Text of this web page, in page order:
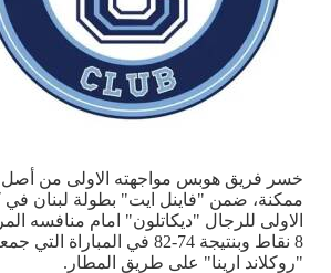
خسر فريق هوبس مواجهته الاولى من
ممكنة، ضمن "فاينل ايت" بطولة لبنان في
الاولى للرجال "ديكاتلون" امام منافسه
8 نقاط وبنتيجة 74-82 في
"روكلاند ارينا" على طريق المطار.